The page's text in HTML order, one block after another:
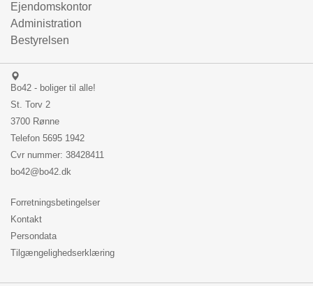
Ejendomskontor
Administration
Bestyrelsen
Bo42 - boliger til alle!
St. Torv 2
3700 Rønne
Telefon 5695 1942
Cvr nummer: 38428411
bo42@bo42.dk
Forretningsbetingelser
Kontakt
Persondata
Tilgængelighedserklæring